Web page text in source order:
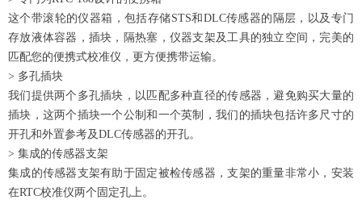
这个带滚轮的仪器箱，包括存储STS和DLC传感器的隔层，以及专门
存放液体容器，插块，隔热塞，仪器支架及工具的独立空间，完美的
匹配您的便携式校准仪，更方便携带运输。
> 多孔插块
我们提供两个多孔插块，以匹配多种直径的传感器，避免购买大量的
插块，这两个插块一个公制和一个英制，我们的插块包括许多尺寸的
开孔和外置参考及DLC传感器的开孔。
> 集成的传感器支架
集成的传感器支架有助于固定被检传感器，支架的重量非常小，安装
在RTC校准仪两个固定孔上。